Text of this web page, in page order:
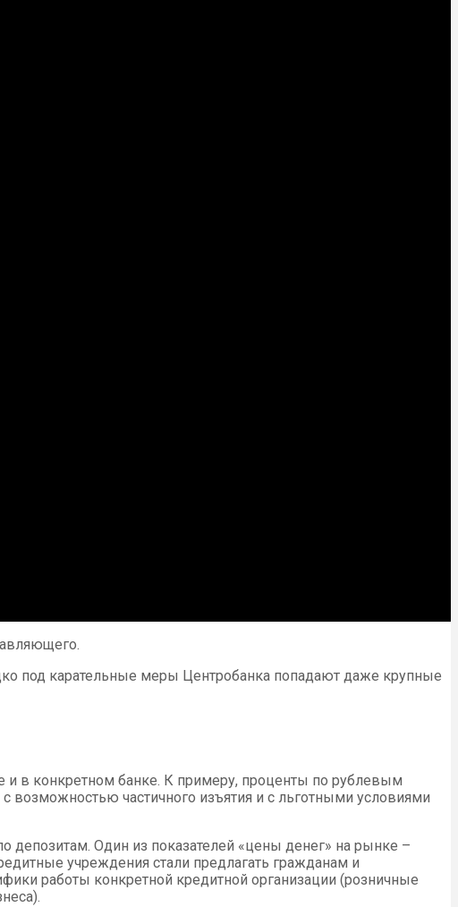
под карательные меры Центробанка попадают даже крупные
и в конкретном банке. К примеру, проценты по рублевым
частичного изъятия и с льготными условиями
депозитам. Один из показателей «цены денег» на рынке –
учреждения стали предлагать гражданам и
работы конкретной кредитной организации (розничные